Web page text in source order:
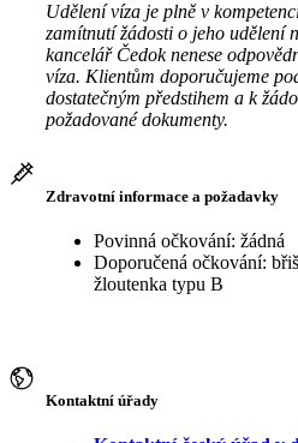
Udělení víza je plně v
zamítnutí žádosti o jeho udělení
kancelář Čedok nenese
víza. Klientům doporučujeme
dostatečným předstihem a k
požadované dokumenty.
Zdravotní informace a požadavky
Povinná očkování: žádná
Doporučená očkování:
žloutenka typu B
Kontaktní úřady